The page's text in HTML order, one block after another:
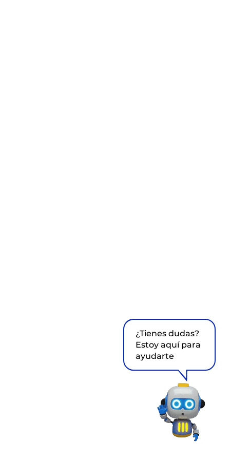
¿Tienes dudas?
Estoy aquí para
ayudarte